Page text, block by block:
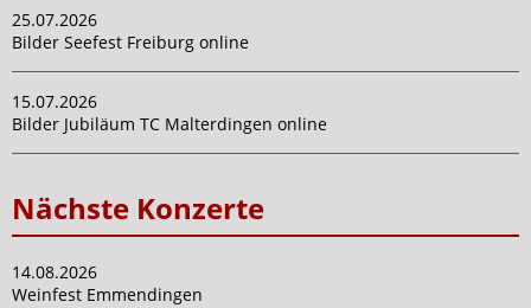
25.07.2026
Bilder Seefest Freiburg online
15.07.2026
Bilder Jubiläum TC Malterdingen online
Nächste Konzerte
14.08.2026
Weinfest Emmendingen